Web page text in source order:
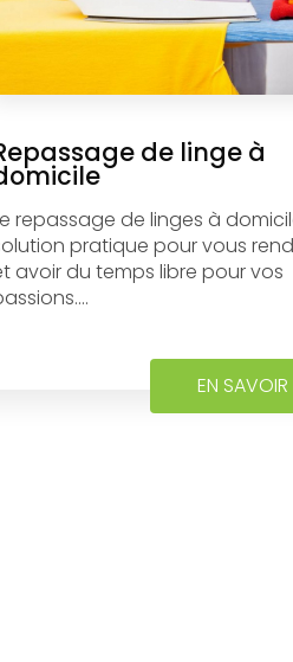
de linge à
repassage de linges à
pratique pour vous
avoir du temps libre pour vos
EN SAVOIR